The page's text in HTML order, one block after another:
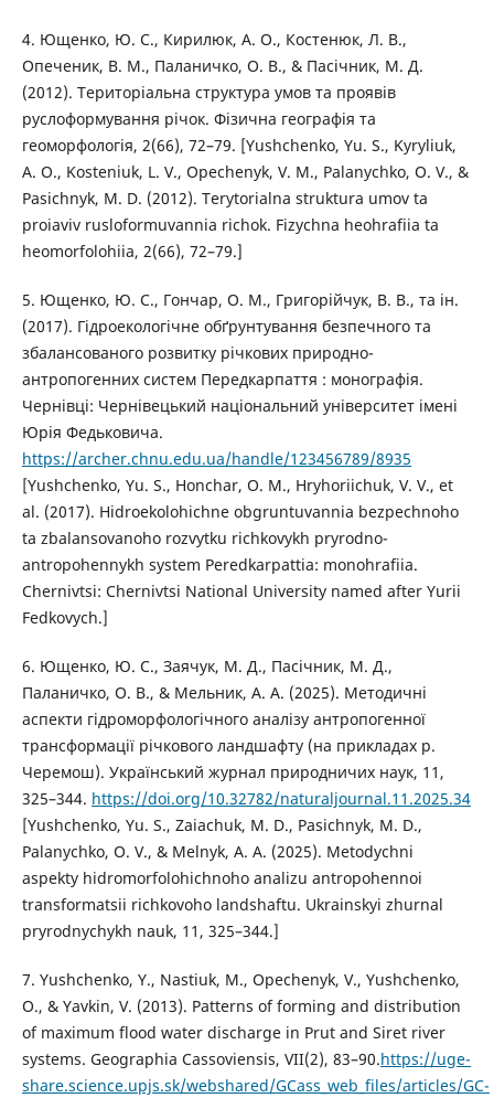
4. Ющенко, Ю. С., Кирилюк, А. О., Костенюк, Л. В.,
Опеченик, В. М., Паланичко, О. В., & Пасічник, М. Д.
(2012). Територіальна структура умов та проявів
руслоформування річок. Фізична географія та
геоморфологія, 2(66), 72–79. [Yushchenko, Yu. S., Kyryliuk,
A. O., Kosteniuk, L. V., Opechenyk, V. M., Palanychko, O. V., &
Pasichnyk, M. D. (2012). Terytorialna struktura umov ta
proiaviv rusloformuvannia richok. Fizychna heohrafiia ta
heomorfolohiia, 2(66), 72–79.]
5. Ющенко, Ю. С., Гончар, О. М., Григорійчук, В. В., та ін.
(2017). Гідроекологічне обґрунтування безпечного та
збалансованого розвитку річкових природно-
антропогенних систем Передкарпаття : монографія.
Чернівці: Чернівецький національний університет імені
Юрія Федьковича.
https://archer.chnu.edu.ua/handle/123456789/8935
[Yushchenko, Yu. S., Honchar, O. M., Hryhoriichuk, V. V., et
al. (2017). Hidroekolohichne obgruntuvannia bezpechnoho
ta zbalansovanoho rozvytku richkovykh pryrodno-
antropohennykh system Peredkarpattia: monohrafiia.
Chernivtsi: Chernivtsi National University named after Yurii
Fedkovych.]
6. Ющенко, Ю. С., Заячук, М. Д., Пасічник, М. Д.,
Паланичко, О. В., & Мельник, А. А. (2025). Методичні
аспекти гідроморфологічного аналізу антропогенної
трансформації річкового ландшафту (на прикладах р.
Черемош). Український журнал природничих наук, 11,
325–344. https://doi.org/10.32782/naturaljournal.11.2025.34
[Yushchenko, Yu. S., Zaiachuk, M. D., Pasichnyk, M. D.,
Palanychko, O. V., & Melnyk, A. A. (2025). Metodychni
aspekty hidromorfolohichnoho analizu antropohennoi
transformatsii richkovoho landshaftu. Ukrainskyi zhurnal
pryrodnychykh nauk, 11, 325–344.]
7. Yushchenko, Y., Nastiuk, M., Opechenyk, V., Yushchenko,
O., & Yavkin, V. (2013). Patterns of forming and distribution
of maximum flood water discharge in Prut and Siret river
systems. Geographia Cassoviensis, VII(2), 83–90.https://uge-
share.science.upjs.sk/webshared/GCass_web_files/articles/GC-